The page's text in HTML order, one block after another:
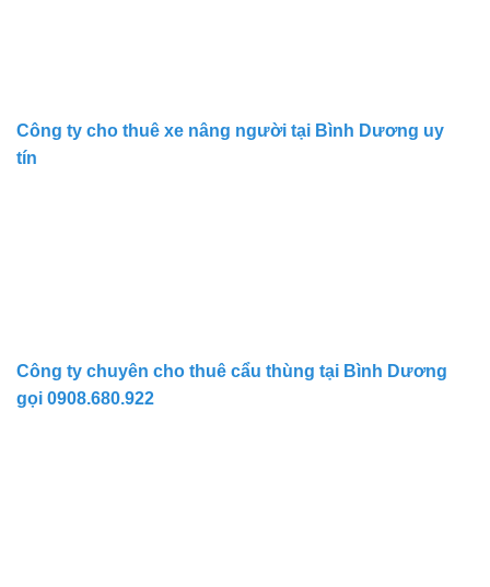
Công ty cho thuê xe nâng người tại Bình Dương uy
tín
Công ty chuyên cho thuê cẩu thùng tại Bình Dương
gọi 0908.680.922